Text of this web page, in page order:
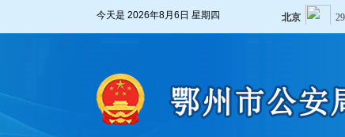
今天是 2026年8月6日 星期四